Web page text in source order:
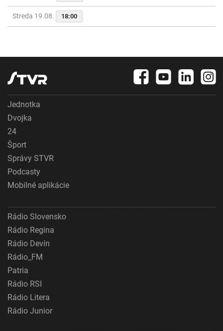
Streda 19.08. 18:00
Jednotka
Dvojka
24
Šport
Správy STVR
Podcasty
Mobilné aplikácie
Rádio Slovensko
Rádio Regina
Rádio Devín
Rádio_FM
Patria
Rádio RSI
Rádio Litera
Rádio Junior